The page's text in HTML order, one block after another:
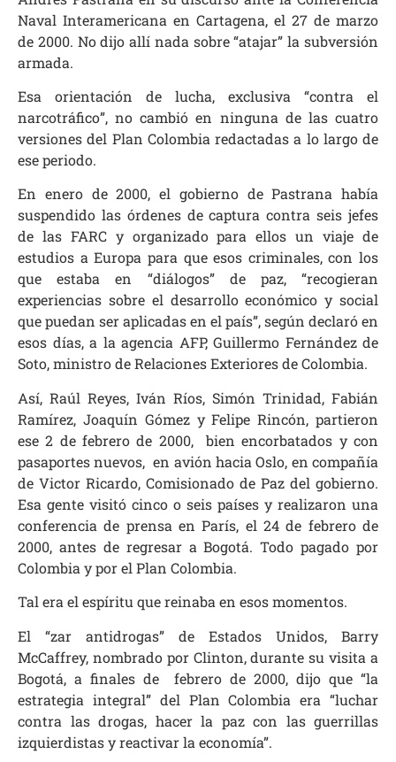
Naval Interamericana en Cartagena, el 27 de marzo
de 2000. No dijo allí nada sobre “atajar” la subversión
armada.
Esa orientación de lucha, exclusiva “contra el
narcotráfico”, no cambió en ninguna de las cuatro
versiones del Plan Colombia redactadas a lo largo de
ese periodo.
En enero de 2000, el gobierno de Pastrana había
suspendido las órdenes de captura contra seis jefes
de las FARC y organizado para ellos un viaje de
estudios a Europa para que esos criminales, con los
que estaba en “diálogos” de paz, “recogieran
experiencias sobre el desarrollo económico y social
que puedan ser aplicadas en el país”, según declaró en
esos días, a la agencia AFP, Guillermo Fernández de
Soto, ministro de Relaciones Exteriores de Colombia.
Así, Raúl Reyes, Iván Ríos, Simón Trinidad, Fabián
Ramírez, Joaquín Gómez y Felipe Rincón, partieron
ese 2 de febrero de 2000, bien encorbatados y con
pasaportes nuevos, en avión hacia Oslo, en compañía
de Victor Ricardo, Comisionado de Paz del gobierno.
Esa gente visitó cinco o seis países y realizaron una
conferencia de prensa en París, el 24 de febrero de
2000, antes de regresar a Bogotá. Todo pagado por
Colombia y por el Plan Colombia.
Tal era el espíritu que reinaba en esos momentos.
El “zar antidrogas” de Estados Unidos, Barry
McCaffrey, nombrado por Clinton, durante su visita a
Bogotá, a finales de febrero de 2000, dijo que “la
estrategia integral” del Plan Colombia era “luchar
contra las drogas, hacer la paz con las guerrillas
izquierdistas y reactivar la economía”.